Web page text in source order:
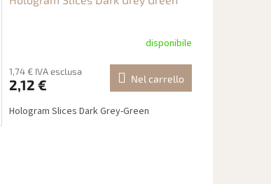
disponibile
1,74 € IVA esclusa
2,12 € Nel carrello
Hologram Slices Dark Grey-Green